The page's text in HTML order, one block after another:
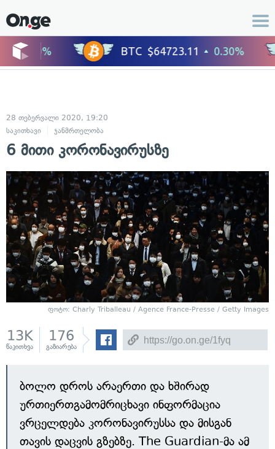
28 თებერვალი 2020, 19:20
საკითხავი
ჯანმრთელობა
6 მითი კორონავირუსზე
ფოტო: Charly Triballeau / Agence France-Presse / Getty Images
13K
წაკითხვა
176
გაზიარება
ბოლო დროს არაერთი და ხშირად
ურთიერთგამომრიცხავი ინფორმაცია
ვრცელდება კორონავირუსსა და მისგან
თავის დაცვის გზებზე. The Guardian-მა ამ